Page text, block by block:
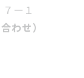
ー１
わせ）